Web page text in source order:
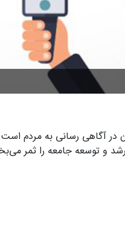
آگاهی رسانی به مردم
و توسعه جامعه را ثمر